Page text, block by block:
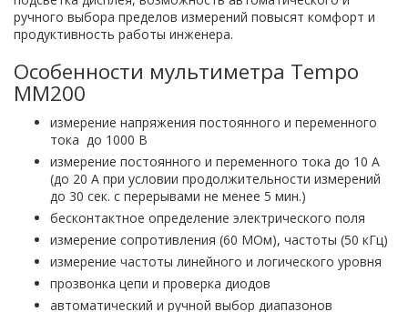
ручного выбора пределов измерений повысят комфорт и
продуктивность работы инженера.
Особенности мультиметра Tempo
MM200
измерение напряжения постоянного и переменного
тока до 1000 В
измерение постоянного и переменного тока до 10 А
(до 20 А при условии продолжительности измерений
до 30 сек. с перерывами не менее 5 мин.)
бесконтактное определение электрического поля
измерение сопротивления (60 МОм), частоты (50 кГц)
измерение частоты линейного и логического уровня
прозвонка цепи и проверка диодов
автоматический и ручной выбор диапазонов